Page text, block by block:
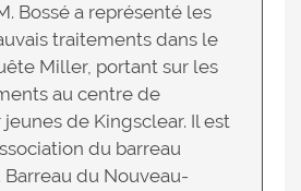
Bossé a représenté les
traitements dans le
Miller, portant sur les
au centre de
de Kingsclear. Il est
du barreau
du Nouveau-